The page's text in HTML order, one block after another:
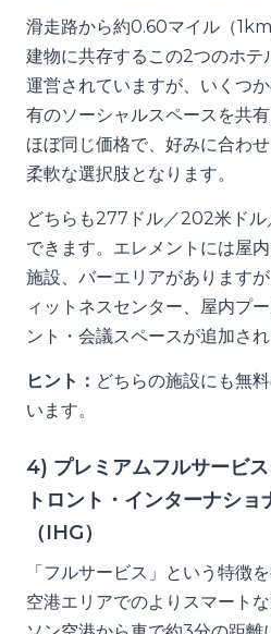
滑走路から約0.60マイル（
建物に共存するこの2つのホテ
運営されていますが、いくつ
有のソーシャルスペースを共
ほぼ同じ価格で、好みに合わ
柔軟な選択肢となります。
どちらも277ドル／202米ド
できます。エレメントには屋
施設、バーエリアがあります
ィットネスセンター、屋内プ
ント・会議スペースが追加され
ヒント： どちらの施設にも無
います。
4) プレミアムフルサービ
トロント・インターナショ
（IHG）
「フルサービス」という特徴
空港エリアでのよりスマート